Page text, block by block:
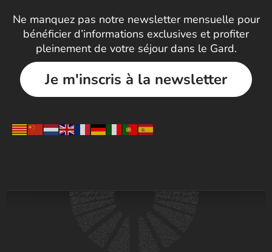
Ne manquez pas notre newsletter mensuelle pour
bénéficier d’informations exclusives et profiter
pleinement de votre séjour dans le Gard.
Je m'inscris à la newsletter